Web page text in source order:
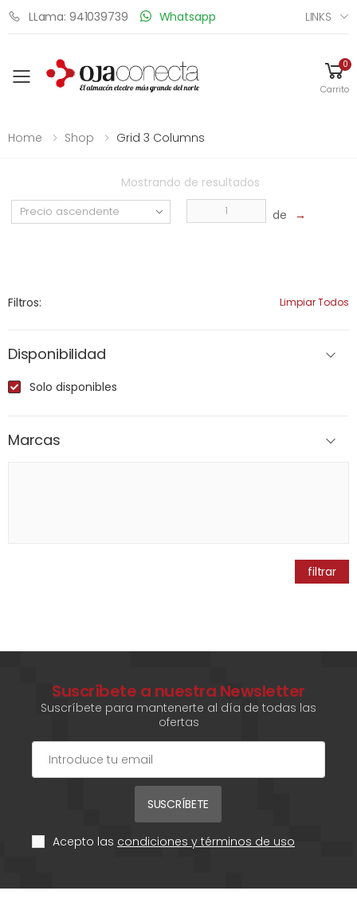
LLama: 941039739 Whatsapp LINKS
Toggle mobile menu
0
Carrito
Home Shop Grid 3 Columns
Mostrando de resultados
de →
Filtros: Limpiar Todos
Disponibilidad
Solo disponibles
Marcas
filtrar
Suscríbete a nuestra Newsletter
Suscríbete para mantenerte al día de todas las
ofertas
SUSCRÍBETE
Acepto las condiciones y términos de uso